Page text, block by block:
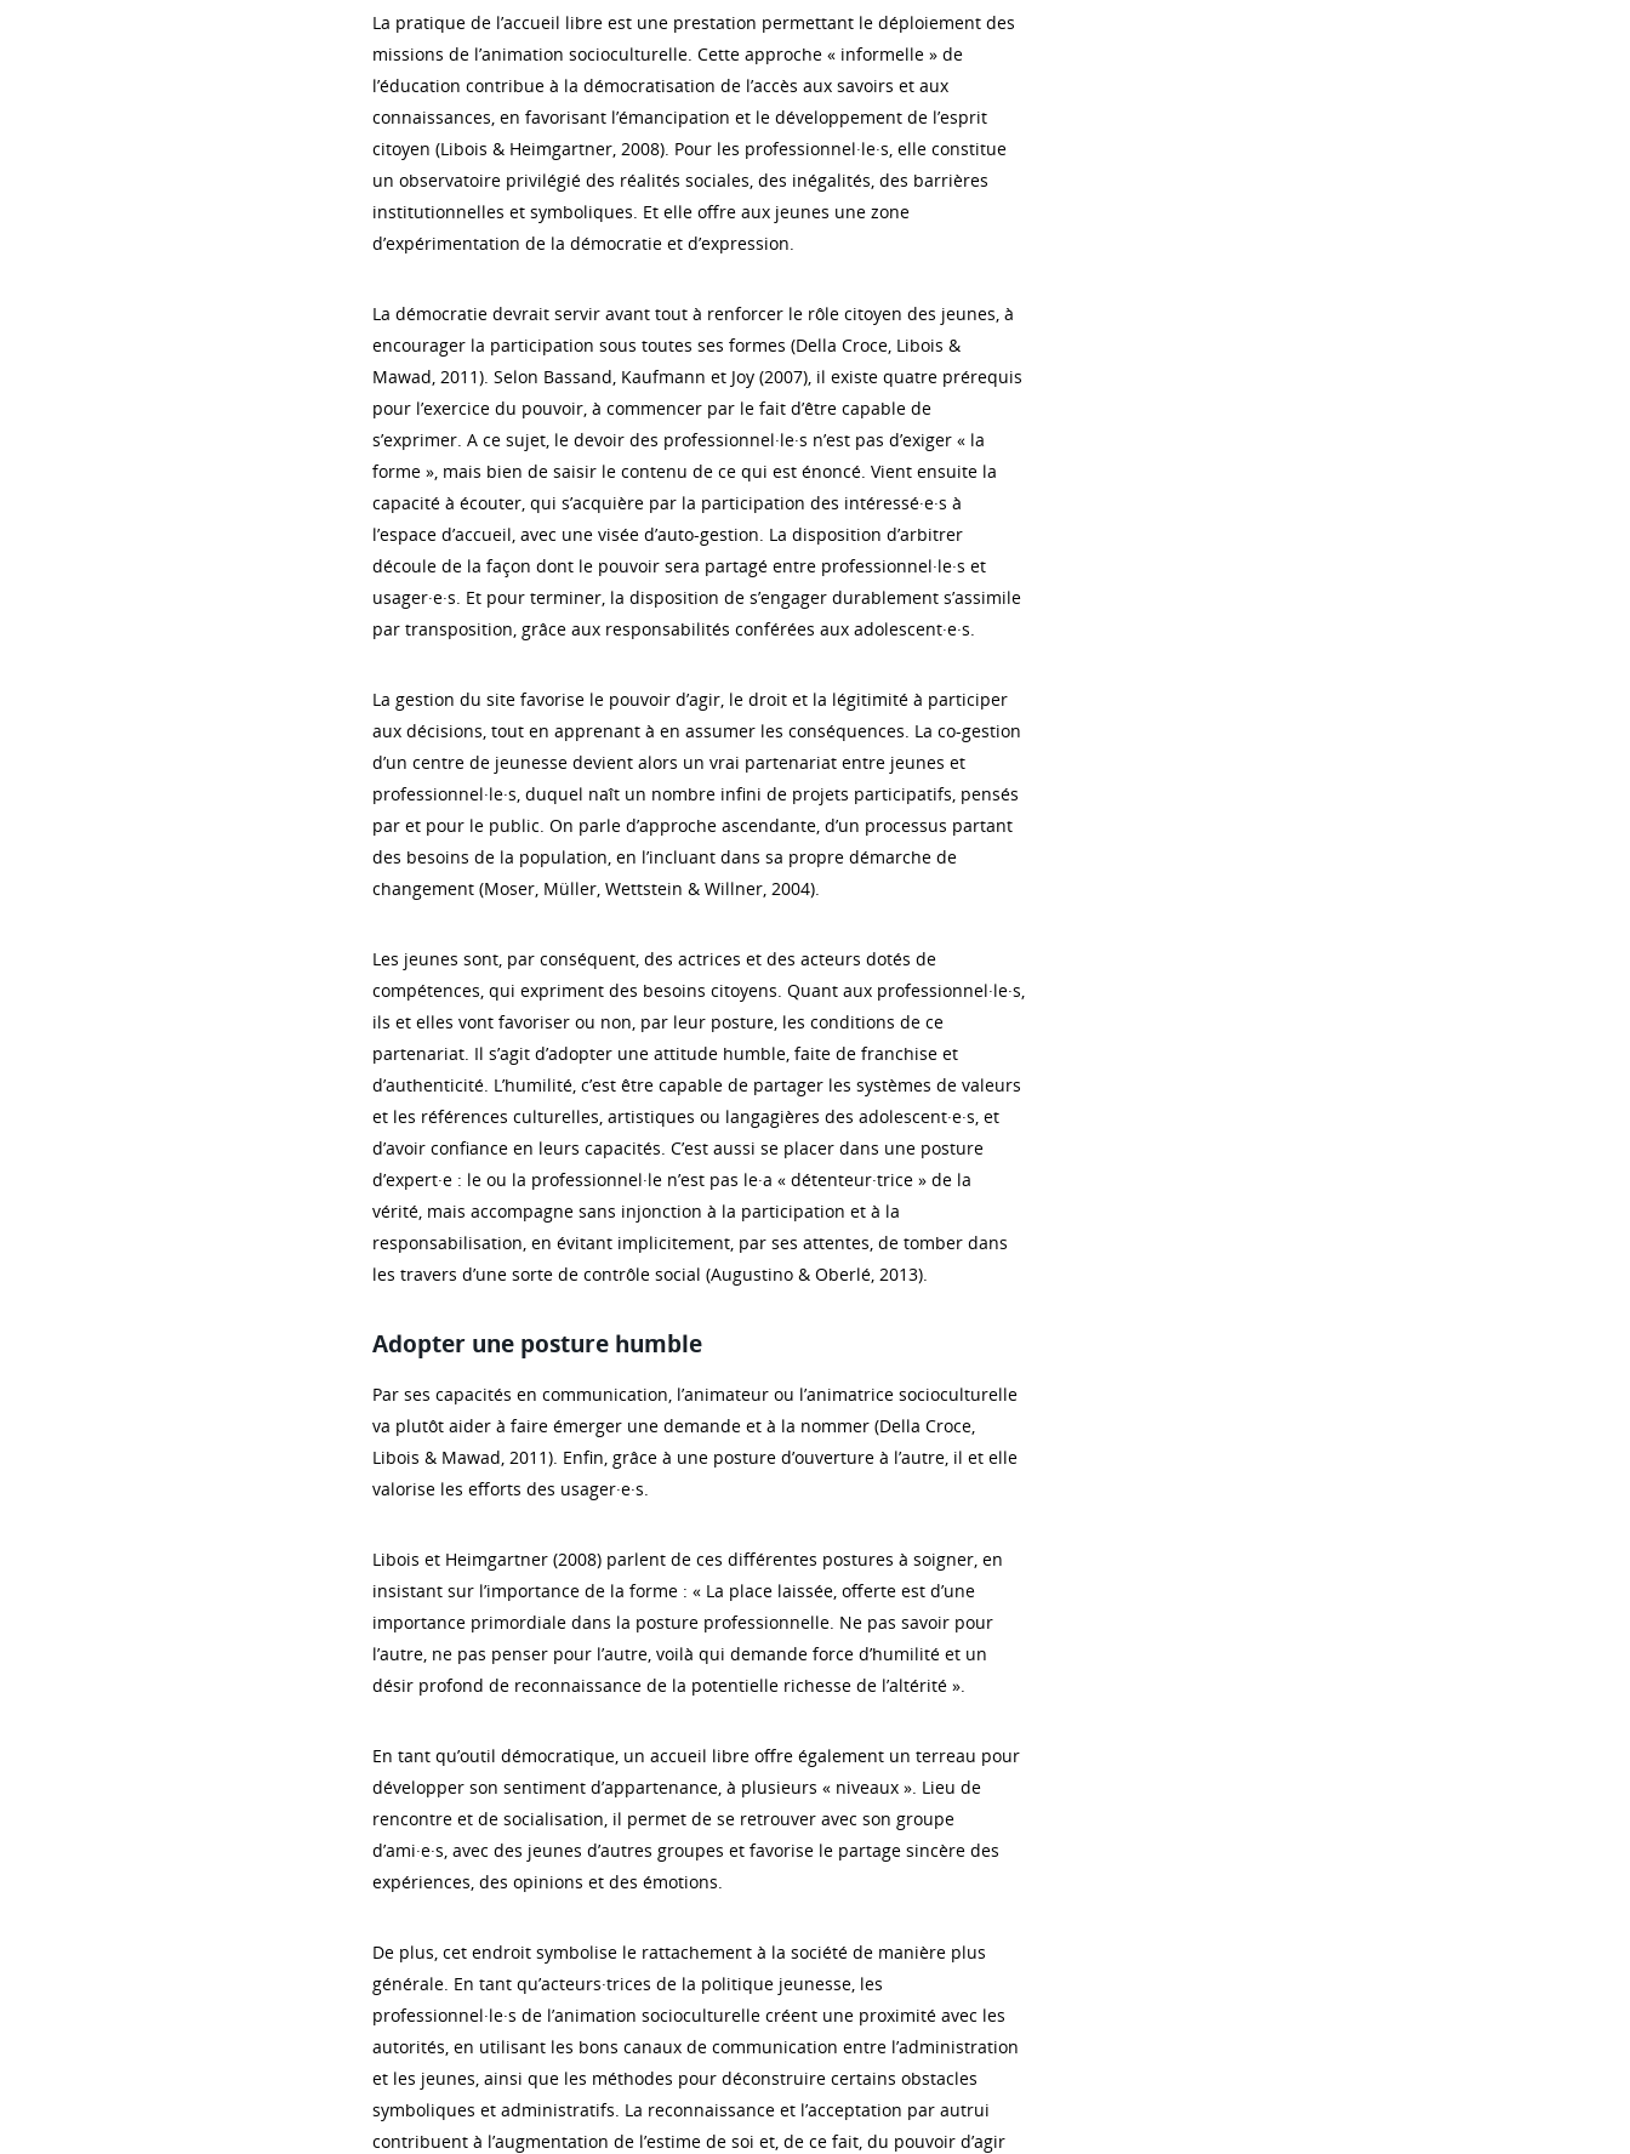
La pratique de l’accueil libre est une prestation permettant le déploiement des
missions de l’animation socioculturelle. Cette approche « informelle » de
l’éducation contribue à la démocratisation de l’accès aux savoirs et aux
connaissances, en favorisant l’émancipation et le développement de l’esprit
citoyen (Libois & Heimgartner, 2008). Pour les professionnel·le·s, elle constitue
un observatoire privilégié des réalités sociales, des inégalités, des barrières
institutionnelles et symboliques. Et elle offre aux jeunes une zone
d’expérimentation de la démocratie et d’expression.
La démocratie devrait servir avant tout à renforcer le rôle citoyen des jeunes, à
encourager la participation sous toutes ses formes (Della Croce, Libois &
Mawad, 2011). Selon Bassand, Kaufmann et Joy (2007), il existe quatre prérequis
pour l’exercice du pouvoir, à commencer par le fait d’être capable de
s’exprimer. A ce sujet, le devoir des professionnel·le·s n’est pas d’exiger « la
forme », mais bien de saisir le contenu de ce qui est énoncé. Vient ensuite la
capacité à écouter, qui s’acquière par la participation des intéressé·e·s à
l’espace d’accueil, avec une visée d’auto-gestion. La disposition d’arbitrer
découle de la façon dont le pouvoir sera partagé entre professionnel·le·s et
usager·e·s. Et pour terminer, la disposition de s’engager durablement s’assimile
par transposition, grâce aux responsabilités conférées aux adolescent·e·s.
La gestion du site favorise le pouvoir d’agir, le droit et la légitimité à participer
aux décisions, tout en apprenant à en assumer les conséquences. La co-gestion
d’un centre de jeunesse devient alors un vrai partenariat entre jeunes et
professionnel·le·s, duquel naît un nombre infini de projets participatifs, pensés
par et pour le public. On parle d’approche ascendante, d’un processus partant
des besoins de la population, en l’incluant dans sa propre démarche de
changement (Moser, Müller, Wettstein & Willner, 2004).
Les jeunes sont, par conséquent, des actrices et des acteurs dotés de
compétences, qui expriment des besoins citoyens. Quant aux professionnel·le·s,
ils et elles vont favoriser ou non, par leur posture, les conditions de ce
partenariat. Il s’agit d’adopter une attitude humble, faite de franchise et
d’authenticité. L’humilité, c’est être capable de partager les systèmes de valeurs
et les références culturelles, artistiques ou langagières des adolescent·e·s, et
d’avoir confiance en leurs capacités. C’est aussi se placer dans une posture
d’expert·e : le ou la professionnel·le n’est pas le·a « détenteur·trice » de la
vérité, mais accompagne sans injonction à la participation et à la
responsabilisation, en évitant implicitement, par ses attentes, de tomber dans
les travers d’une sorte de contrôle social (Augustino & Oberlé, 2013).
Adopter une posture humble
Par ses capacités en communication, l’animateur ou l’animatrice socioculturelle
va plutôt aider à faire émerger une demande et à la nommer (Della Croce,
Libois & Mawad, 2011). Enfin, grâce à une posture d’ouverture à l’autre, il et elle
valorise les efforts des usager·e·s.
Libois et Heimgartner (2008) parlent de ces différentes postures à soigner, en
insistant sur l’importance de la forme : « La place laissée, offerte est d’une
importance primordiale dans la posture professionnelle. Ne pas savoir pour
l’autre, ne pas penser pour l’autre, voilà qui demande force d’humilité et un
désir profond de reconnaissance de la potentielle richesse de l’altérité ».
En tant qu’outil démocratique, un accueil libre offre également un terreau pour
développer son sentiment d’appartenance, à plusieurs « niveaux ». Lieu de
rencontre et de socialisation, il permet de se retrouver avec son groupe
d’ami·e·s, avec des jeunes d’autres groupes et favorise le partage sincère des
expériences, des opinions et des émotions.
De plus, cet endroit symbolise le rattachement à la société de manière plus
générale. En tant qu’acteurs·trices de la politique jeunesse, les
professionnel·le·s de l’animation socioculturelle créent une proximité avec les
autorités, en utilisant les bons canaux de communication entre l’administration
et les jeunes, ainsi que les méthodes pour déconstruire certains obstacles
symboliques et administratifs. La reconnaissance et l’acceptation par autrui
contribuent à l’augmentation de l’estime de soi et, de ce fait, du pouvoir d’agir